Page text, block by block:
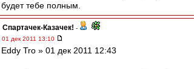
будет тебе полным.
Спартачек-Казачек! -
01 дек 2011 13:10
Eddy Tro » 01 дек 2011 12:43